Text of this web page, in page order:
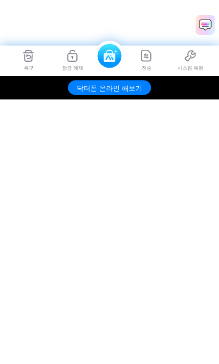
복구 잠금 해제 전송 시스팀 복원
닥터폰 온라인 해보기
Dr.Fone 무료 체험하기